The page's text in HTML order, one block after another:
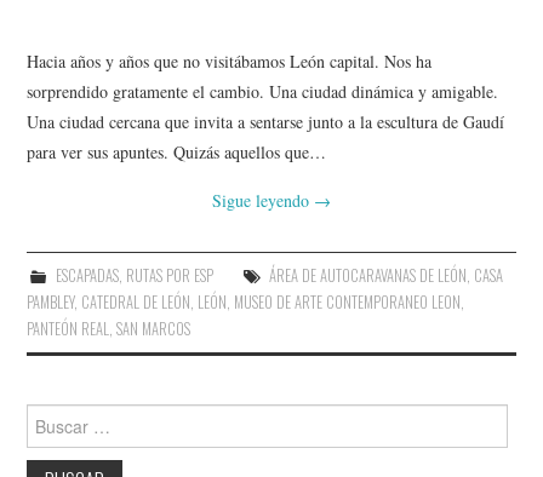
Hacia años y años que no visitábamos León capital. Nos ha
sorprendido gratamente el cambio. Una ciudad dinámica y amigable.
Una ciudad cercana que invita a sentarse junto a la escultura de Gaudí
para ver sus apuntes. Quizás aquellos que…
Sigue leyendo →
ESCAPADAS, RUTAS POR ESP ÁREA DE AUTOCARAVANAS DE LEÓN, CASA
PAMBLEY, CATEDRAL DE LEÓN, LEÓN, MUSEO DE ARTE CONTEMPORANEO LEON,
PANTEÓN REAL,SAN MARCOS
Buscar: